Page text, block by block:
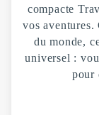
compacte
vos aventures.
du monde,
universel :
pour